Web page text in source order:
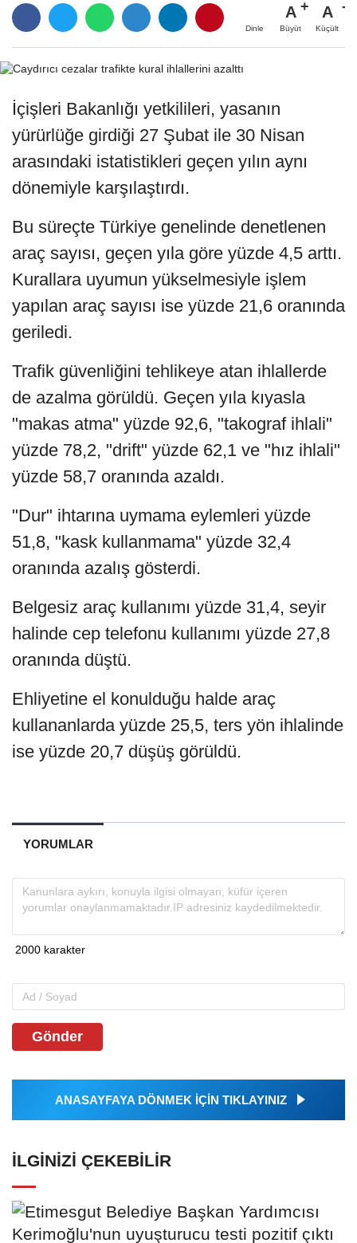
Dinle
A
Büyüt
A
Küçült
İçişleri Bakanlığı yetkilileri, yasanın
yürürlüğe girdiği 27 Şubat ile 30 Nisan
arasındaki istatistikleri geçen yılın aynı
dönemiyle karşılaştırdı.
Bu süreçte Türkiye genelinde denetlenen
araç sayısı, geçen yıla göre yüzde 4,5 arttı.
Kurallara uyumun yükselmesiyle işlem
yapılan araç sayısı ise yüzde 21,6 oranında
geriledi.
Trafik güvenliğini tehlikeye atan ihlallerde
de azalma görüldü. Geçen yıla kıyasla
"makas atma" yüzde 92,6, "takograf ihlali"
yüzde 78,2, "drift" yüzde 62,1 ve "hız ihlali"
yüzde 58,7 oranında azaldı.
"Dur" ihtarına uymama eylemleri yüzde
51,8, "kask kullanmama" yüzde 32,4
oranında azalış gösterdi.
Belgesiz araç kullanımı yüzde 31,4, seyir
halinde cep telefonu kullanımı yüzde 27,8
oranında düştü.
Ehliyetine el konulduğu halde araç
kullananlarda yüzde 25,5, ters yön ihlalinde
ise yüzde 20,7 düşüş görüldü.
YORUMLAR
Gönder
ANASAYFAYA DÖNMEK İÇİN TIKLAYINIZ
İLGINIZI ÇEKEBILIR